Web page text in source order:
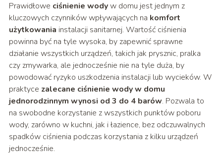
Prawidłowe ciśnienie wodyw domu jest jednym z
kluczowych czynników wpływających na komfort
użytkowania instalacji sanitarnej. Wartość ciśnienia
powinna być na tyle wysoka, by zapewnić sprawne
działanie wszystkich urządzeń, takich jak prysznic, pralka
czy zmywarka, ale jednocześnie nie na tyle duża, by
powodować ryzyko uszkodzenia instalacji lub wycieków. W
praktyce zalecane ciśnienie wody w domu
jednorodzinnym wynosi od 3 do 4 barów. Pozwala to
na swobodne korzystanie z wszystkich punktów poboru
wody, zarówno w kuchni, jak i łazience, bez odczuwalnych
spadków ciśnienia podczas korzystania z kilku urządzeń
jednocześnie.